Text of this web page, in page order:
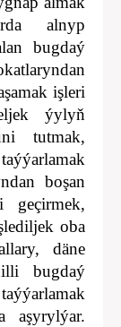
alnyp
bugdaý
işleri
ýylyň
tutmak,
boşan
geçirmek,
oba
däne
bugdaý
aşyrylýar.